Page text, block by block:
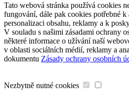
Tato webová stránka používá cookies
fungování, dále pak cookies potřebné
personalizaci obsahu, reklamy a k
V souladu s našimi zásadami ochrany
některé informace o užívání naší
v oblasti sociálních médií, reklamy a
dokumentu Zásady ochrany osobních
Nezbytně nutné cookies